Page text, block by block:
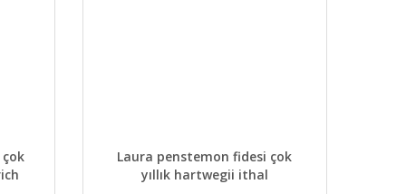
DETAYLAR SEPETE EKLE
Laura penstemon fidesi çok
yıllık hartwegii ithal